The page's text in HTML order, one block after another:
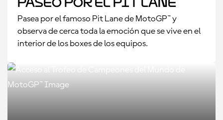
Pasea por el famoso Pit Lane de MotoGP™ y
observa de cerca toda la emoción que se vive en el
interior de los boxes de los equipos.